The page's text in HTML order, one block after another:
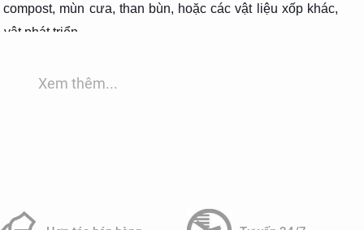
mùn cưa, than bùn, hoặc các vật liệu xốp khác,
phát triển.
Xem thêm...